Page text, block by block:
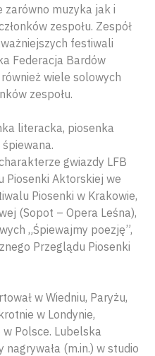
muzyka jak i
zespołu. Zespół
festiwali
Federacja Bardów
wiele solowych
zespołu.
literacka, piosenka
gwiazdy LFB
Piosenki Aktorskiej we
Piosenki w Krakowie,
(Sopot – Opera Leśna),
„Śpiewajmy poezję”,
Przeglądu Piosenki
w Wiedniu, Paryżu,
w Londynie,
Polsce. Lubelska
(m.in.) w studio